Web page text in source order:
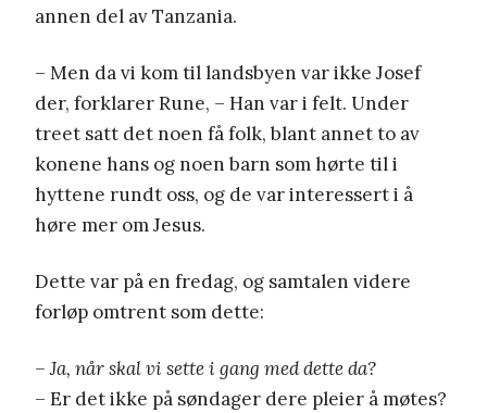
annen del av Tanzania.
– Men da vi kom til landsbyen var ikke Josef
der, forklarer Rune, – Han var i felt. Under
treet satt det noen få folk, blant annet to av
konene hans og noen barn som hørte til i
hyttene rundt oss, og de var interessert i å
høre mer om Jesus.
Dette var på en fredag, og samtalen videre
forløp omtrent som dette:
– Ja, når skal vi sette i gang med dette da?
– Er det ikke på søndager dere pleier å møtes?